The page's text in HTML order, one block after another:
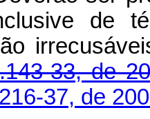
de
33, de
37, de